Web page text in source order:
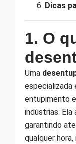
Dicas
1. O
Uma
especializada
entupimento
indústrias. Ela
garantindo
qualquer